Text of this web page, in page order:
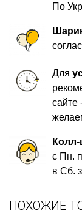
По
Для
сайте
с Пн.
в Сб.
ПОХОЖИЕ